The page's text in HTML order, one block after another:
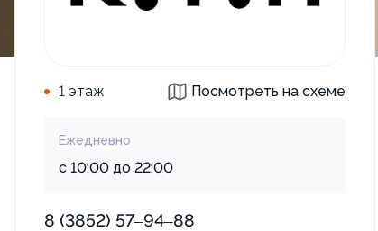
1 этаж Посмотреть на схеме
Ежедневно
с 10:00 до 22:00
8 (3852) 57‒94‒88